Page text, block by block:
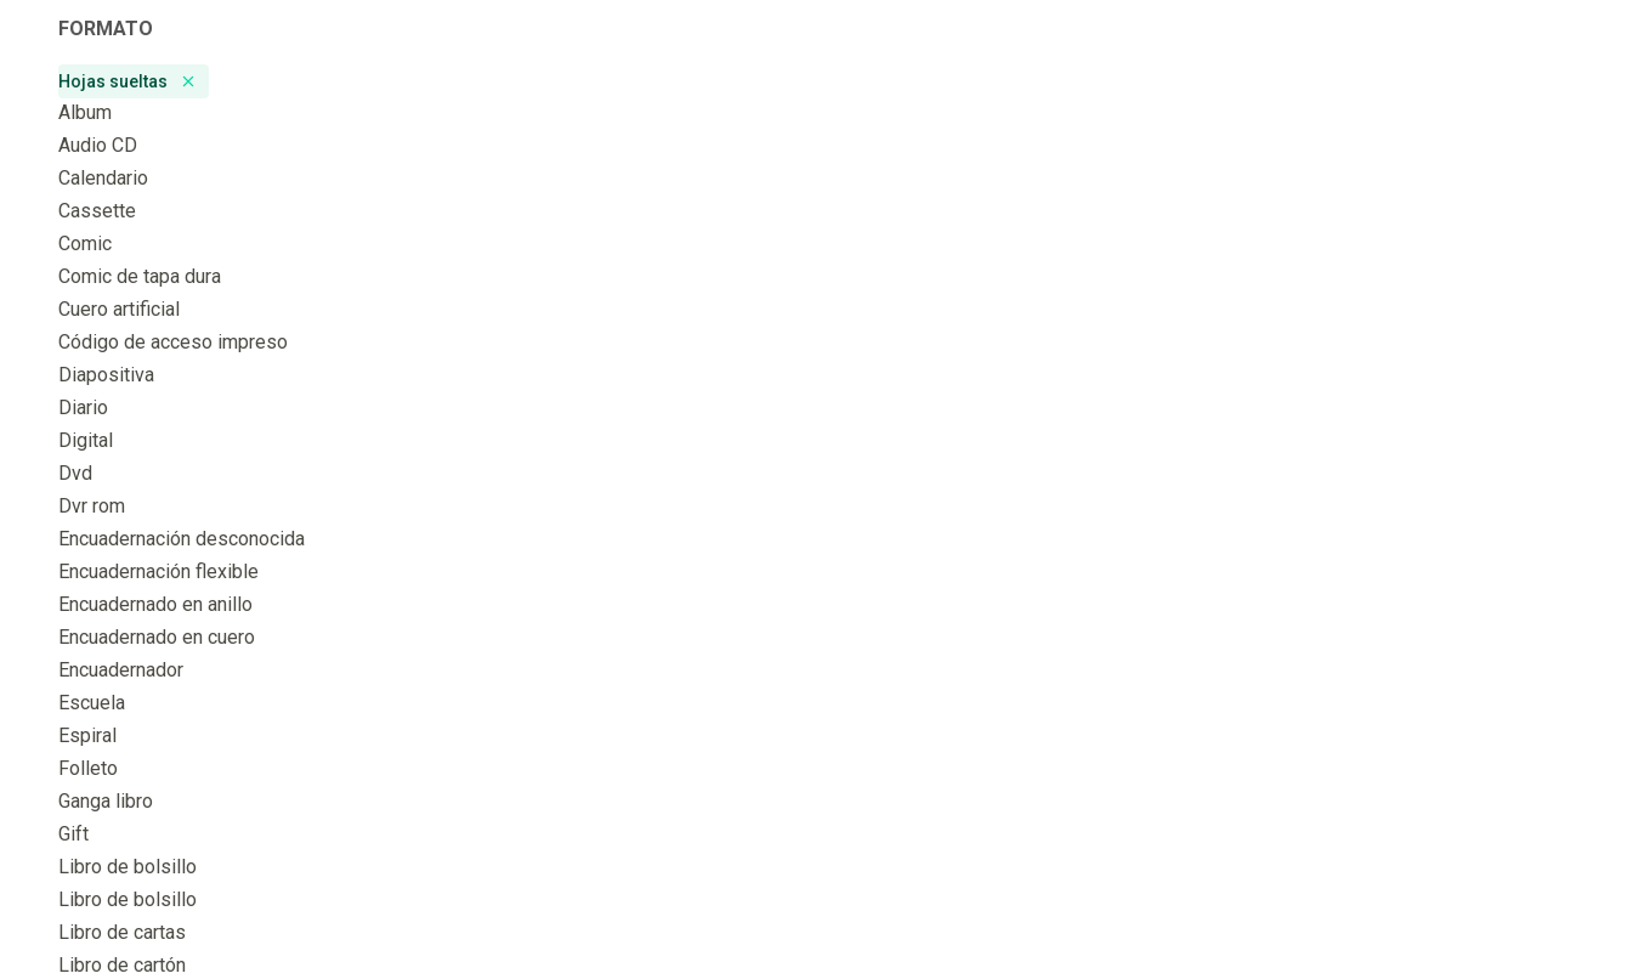
FORMATO
Hojas sueltas
Remove badge
Album
Audio CD
Calendario
Cassette
Comic
Comic de tapa dura
Cuero artificial
Código de acceso impreso
Diapositiva
Diario
Digital
Dvd
Dvr rom
Encuadernación desconocida
Encuadernación flexible
Encuadernado en anillo
Encuadernado en cuero
Encuadernador
Escuela
Espiral
Folleto
Ganga libro
Gift
Libro de bolsillo
Libro de bolsillo
Libro de cartas
Libro de cartón